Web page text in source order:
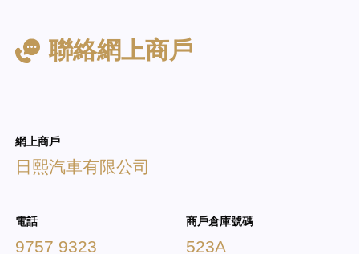
聯絡網上商戶
網上商戶
日熙汽車有限公司
電話
9757 9323
商戶倉庫號碼
523A